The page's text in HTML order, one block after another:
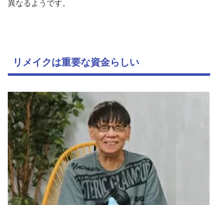
異なるようです。
リメイクは重要な資金らしい